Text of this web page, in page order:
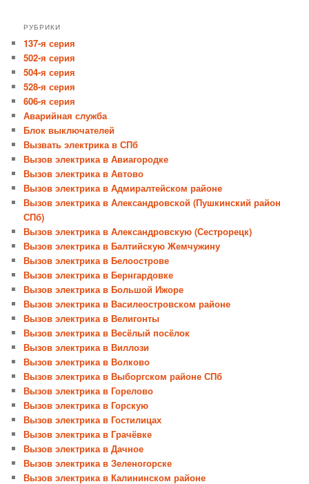
РУБРИКИ
137-я серия
502-я серия
504-я серия
528-я серия
606-я серия
Аварийная служба
Блок выключателей
Вызвать электрика в СПб
Вызов электрика в Авиагородке
Вызов электрика в Автово
Вызов электрика в Адмиралтейском районе
Вызов электрика в Александровской (Пушкинский район
СПб)
Вызов электрика в Александровскую (Сестрорецк)
Вызов электрика в Балтийскую Жемчужину
Вызов электрика в Белоострове
Вызов электрика в Бернгардовке
Вызов электрика в Большой Ижоре
Вызов электрика в Василеостровском районе
Вызов электрика в Велигонты
Вызов электрика в Весёлый посёлок
Вызов электрика в Виллози
Вызов электрика в Волково
Вызов электрика в Выборгском районе СПб
Вызов электрика в Горелово
Вызов электрика в Горскую
Вызов электрика в Гостилицах
Вызов электрика в Грачёвке
Вызов электрика в Дачное
Вызов электрика в Зеленогорске
Вызов электрика в Калининском районе